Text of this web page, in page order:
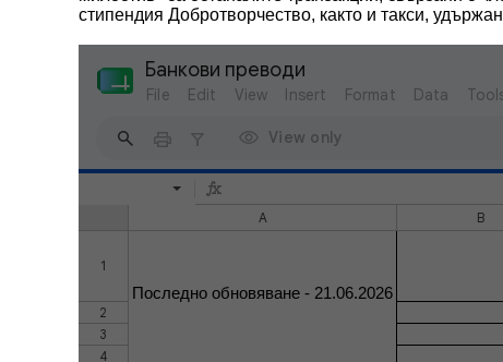
стипендия Добротворчество, както и такси,